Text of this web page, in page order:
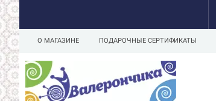
О МАГАЗИНЕ ПОДАРОЧНЫЕ СЕРТИФИКАТЫ